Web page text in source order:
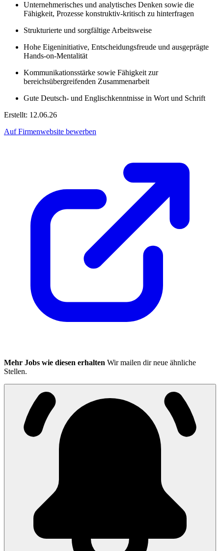
Unternehmerisches und analytisches Denken sowie die
Fähigkeit, Prozesse konstruktiv-kritisch zu hinterfragen
Strukturierte und sorgfältige Arbeitsweise
Hohe Eigeninitiative, Entscheidungsfreude und ausgeprägte
Hands-on-Mentalität
Kommunikationsstärke sowie Fähigkeit zur
bereichsübergreifenden Zusammenarbeit
Gute Deutsch- und Englischkenntnisse in Wort und Schrift
Erstellt: 12.06.26
Auf Firmenwebsite bewerben
Mehr Jobs wie diesen erhalten Wir mailen dir neue ähnliche
Stellen.